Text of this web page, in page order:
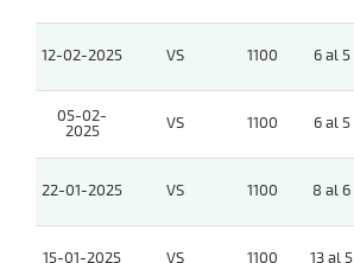
12-02-2025 VS 1100 6 al 5
05-02-
2025
VS 1100 6 al 5
22-01-2025 VS 1100 8 al 6
15-01-2025 VS 1100 13 al 5